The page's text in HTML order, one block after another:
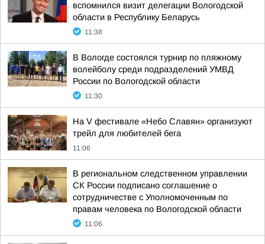
вспомнился визит делегации Вологодской
области в Республику Беларусь
11:38
В Вологде состоялся турнир по пляжному
волейболу среди подразделений УМВД
России по Вологодской области
11:30
На V фестивале «Небо Славян» организуют
трейл для любителей бега
11:06
В региональном следственном управлении
СК России подписано соглашение о
сотрудничестве с Уполномоченным по
правам человека по Вологодской области
11:06